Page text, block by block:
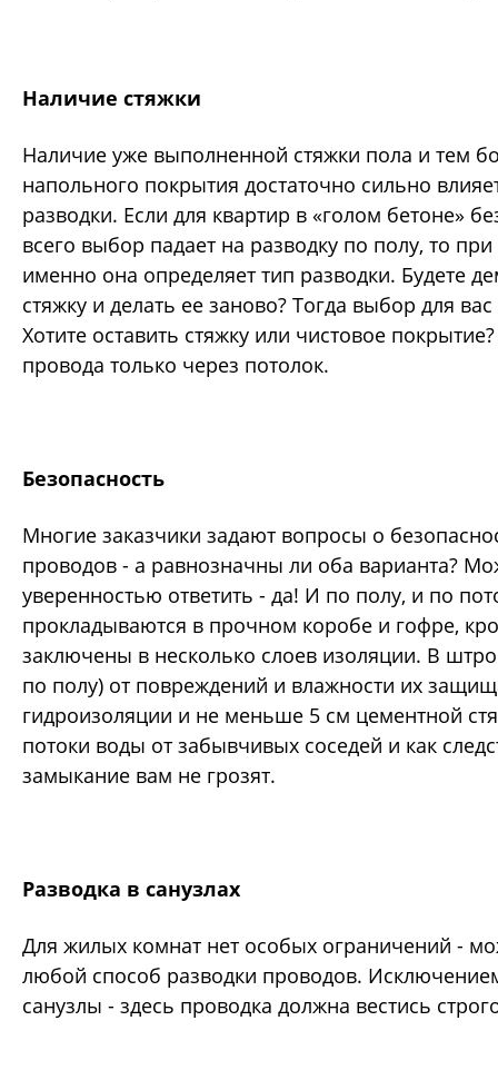
Наличие стяжки
Наличие уже выполненной стяжки пола и тем
напольного покрытия достаточно сильно
разводки. Если для квартир в «голом бетоне»
всего выбор падает на разводку по полу, то
именно она определяет тип разводки. Будете
стяжку и делать ее заново? Тогда выбор для вас
Хотите оставить стяжку или чистовое
провода только через потолок.
Безопасность
Многие заказчики задают вопросы о
проводов - а равнозначны ли оба варианта?
уверенностью ответить - да! И по полу, и по
прокладываются в прочном коробе и гофре,
заключены в несколько слоев изоляции. В
по полу) от повреждений и влажности их
гидроизоляции и не меньше 5 см цементной
потоки воды от забывчивых соседей и как
замыкание вам не грозят.
Разводка в санузлах
Для жилых комнат нет особых ограничений -
любой способ разводки проводов.
санузлы - здесь проводка должна вестись